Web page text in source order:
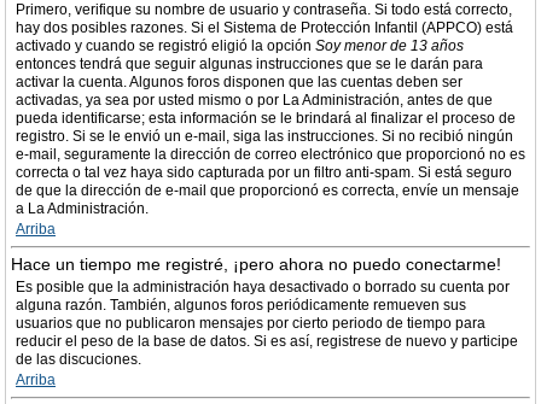
Primero, verifique su nombre de usuario y contraseña. Si todo está correcto,
hay dos posibles razones. Si el Sistema de Protección Infantil (APPCO) está
activado y cuando se registró eligió la opción Soy menor de 13 años
entonces tendrá que seguir algunas instrucciones que se le darán para
activar la cuenta. Algunos foros disponen que las cuentas deben ser
activadas, ya sea por usted mismo o por La Administración, antes de que
pueda identificarse; esta información se le brindará al finalizar el proceso de
registro. Si se le envió un e-mail, siga las instrucciones. Si no recibió ningún
e-mail, seguramente la dirección de correo electrónico que proporcionó no es
correcta o tal vez haya sido capturada por un filtro anti-spam. Si está seguro
de que la dirección de e-mail que proporcionó es correcta, envíe un mensaje
a La Administración.
Arriba
Hace un tiempo me registré, ¡pero ahora no puedo conectarme!
Es posible que la administración haya desactivado o borrado su cuenta por
alguna razón. También, algunos foros periódicamente remueven sus
usuarios que no publicaron mensajes por cierto periodo de tiempo para
reducir el peso de la base de datos. Si es así, registrese de nuevo y participe
de las discuciones.
Arriba